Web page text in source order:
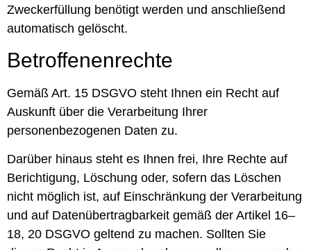
Zweckerfüllung benötigt werden und anschließend
automatisch gelöscht.
Betroffenenrechte
Gemäß Art. 15 DSGVO steht Ihnen ein Recht auf
Auskunft über die Verarbeitung Ihrer
personenbezogenen Daten zu.
Darüber hinaus steht es Ihnen frei, Ihre Rechte auf
Berichtigung, Löschung oder, sofern das Löschen
nicht möglich ist, auf Einschränkung der Verarbeitung
und auf Datenübertragbarkeit gemäß der Artikel 16–
18, 20 DSGVO geltend zu machen. Sollten Sie